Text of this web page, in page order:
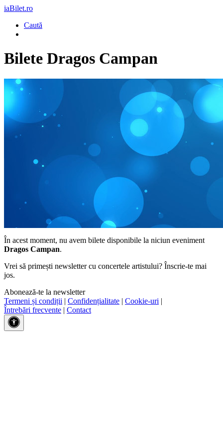
iaBilet.ro
Caută
Bilete Dragos Campan
În acest moment, nu avem bilete disponibile la niciun eveniment
Dragos Campan.
Vrei să primești newsletter cu concertele artistului? Înscrie-te mai
jos.
Abonează-te la newsletter
Termeni și condiții | Confidențialitate | Cookie-uri |
Întrebări frecvente | Contact